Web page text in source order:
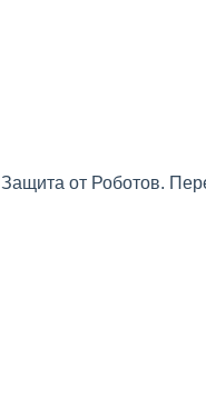
Защита от Роботов.